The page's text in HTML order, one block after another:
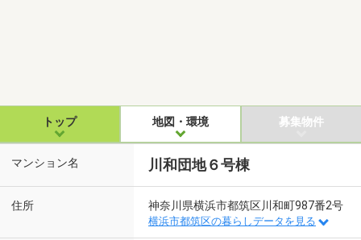
トップ 地図・環境 募集物件
マンション名 川和団地６号棟
住所 神奈川県横浜市都筑区川和町987番2号
横浜市都筑区の暮らしデータを見る